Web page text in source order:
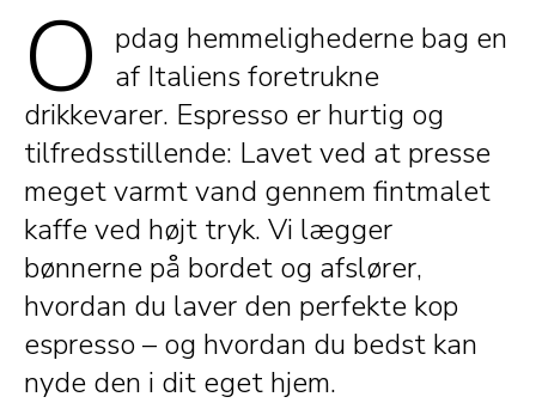
O
pdag hemmelighederne bag en
af Italiens foretrukne
drikkevarer. Espresso er hurtig og
tilfredsstillende: Lavet ved at presse
meget varmt vand gennem fintmalet
kaffe ved højt tryk. Vi lægger
bønnerne på bordet og afslører,
hvordan du laver den perfekte kop
espresso – og hvordan du bedst kan
nyde den i dit eget hjem.